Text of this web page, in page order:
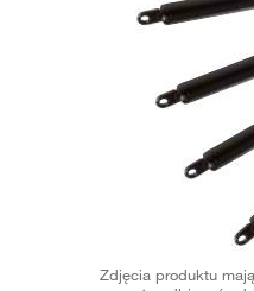
Zdjęcia produktu